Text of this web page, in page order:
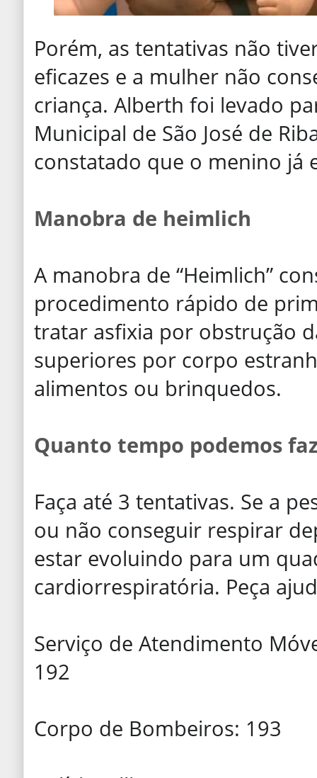
Porém, as tentativas não
eficazes e a mulher não
criança. Alberth foi levado
Municipal de São José de
constatado que o menino já
Manobra de heimlich
A manobra de “Heimlich”
procedimento rápido de
tratar asfixia por obstrução
superiores por corpo
alimentos ou brinquedos.
Quanto tempo podemos
Faça até 3 tentativas. Se a
ou não conseguir respirar
estar evoluindo para um
cardiorrespiratória. Peça
Serviço de Atendimento
192
Corpo de Bombeiros: 193